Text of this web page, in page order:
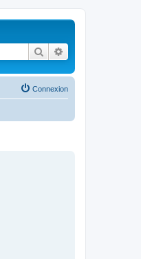
Rechercher
Connexion